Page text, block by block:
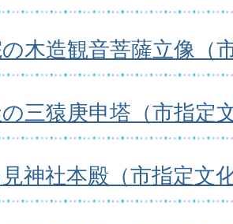
木造観音菩薩立像（
三猿庚申塔（市指定
神社本殿（市指定文